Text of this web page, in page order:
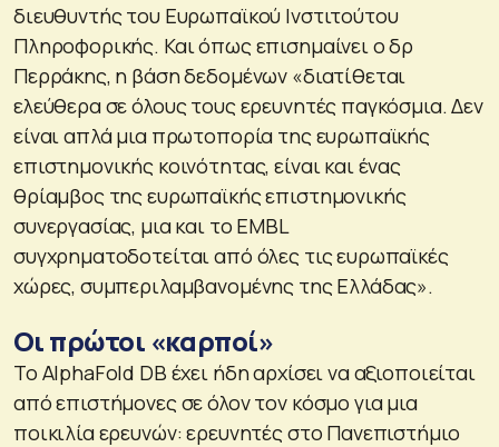
διευθυντής του Ευρωπαϊκού Ινστιτούτου
Πληροφορικής. Και όπως επισημαίνει ο δρ
Περράκης, η βάση δεδομένων «διατίθεται
ελεύθερα σε όλους τους ερευνητές παγκόσμια. Δεν
είναι απλά μια πρωτοπορία της ευρωπαϊκής
επιστημονικής κοινότητας, είναι και ένας
θρίαμβος της ευρωπαϊκής επιστημονικής
συνεργασίας, μια και το EMBL
συγχρηματοδοτείται από όλες τις ευρωπαϊκές
χώρες, συμπεριλαμβανομένης της Ελλάδας».
Οι πρώτοι «καρποί»
Το AlphaFold DB έχει ήδη αρχίσει να αξιοποιείται
από επιστήμονες σε όλον τον κόσμο για μια
ποικιλία ερευνών: ερευνητές στο Πανεπιστήμιο